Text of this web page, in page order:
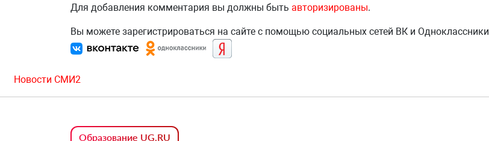
Для добавления комментария вы должны быть авторизированы.
Вы можете зарегистрироваться на сайте с помощью социальных сетей ВК и Одноклассники
Новости СМИ2
Образование UG.RU